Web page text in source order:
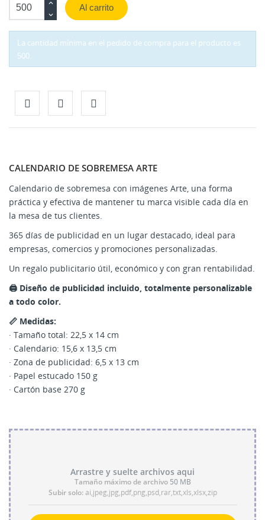
Al carrito
La cantidad mínima en el pedido de compra para el producto es
500.
CALENDARIO DE SOBREMESA ARTE
Calendario de sobremesa con imágenes Arte, una forma
práctica y efectiva de mantener tu marca visible cada día en
la mesa de tus clientes.
365 días de publicidad en un lugar destacado, ideal para
empresas, comercios y promociones personalizadas.
Un regalo publicitario útil, económico y con gran rentabilidad.
🖨️ Diseño de publicidad incluido, totalmente personalizable
a todo color.
📏 Medidas:
· Tamaño total: 22,5 x 14 cm
· Calendario: 15,6 x 13,5 cm
· Zona de publicidad: 6,5 x 13 cm
· Papel estucado 150 g
· Cartón base 270 g
Arrastre y suelte archivos aqui
Tamaño máximo de archivo 50 MB
Subir solo:ai,jpeg,jpg,pdf,png,psd,rar,txt,xls,xlsx,zip